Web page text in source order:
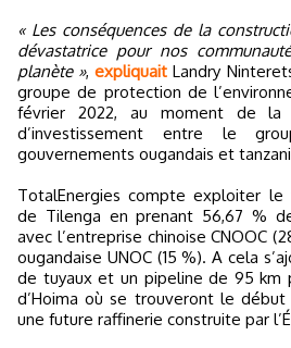
« Les conséquences de la
dévastatrice pour nos
planète »,expliquait Landry
groupe de protection de
février 2022, au moment de la
d’investissement entre le
gouvernements ougandais et
TotalEnergies compte exploiter
de Tilenga en prenant 56,67 %
avec l’entreprise chinoise CNOOC
ougandaise UNOC (15 %). A cela
de tuyaux et un pipeline de 95 km
d’Hoima où se trouveront le début
une future raffinerie construite par